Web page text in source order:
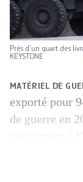
Près d’un quart des
KEYSTONE
MATÉRIEL DE
exporté pour
de guerre en